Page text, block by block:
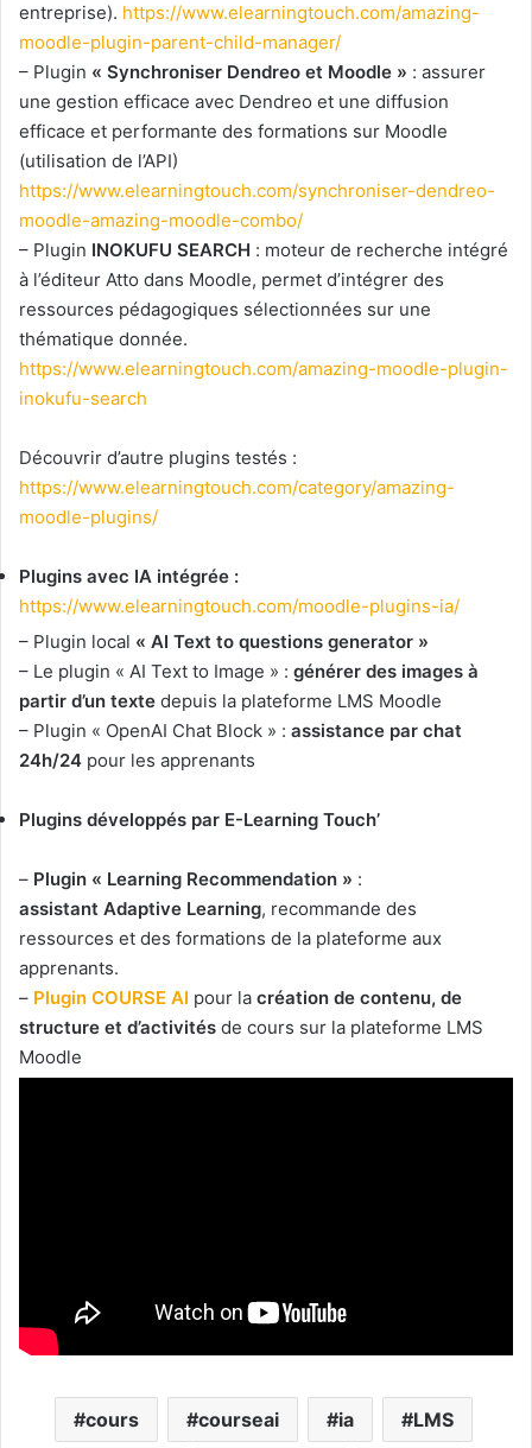
entreprise). https://www.elearningtouch.com/amazing-
moodle-plugin-parent-child-manager/
– Plugin « Synchroniser Dendreo et Moodle » : assurer
une gestion efficace avec Dendreo et une diffusion
efficace et performante des formations sur Moodle
(utilisation de l’API)
https://www.elearningtouch.com/synchroniser-dendreo-
moodle-amazing-moodle-combo/
– Plugin INOKUFU SEARCH : moteur de recherche intégré
à l’éditeur Atto dans Moodle, permet d’intégrer des
ressources pédagogiques sélectionnées sur une
thématique donnée.
https://www.elearningtouch.com/amazing-moodle-plugin-
inokufu-search
Découvrir d’autre plugins testés :
https://www.elearningtouch.com/category/amazing-
moodle-plugins/
Plugins avec IA intégrée :
https://www.elearningtouch.com/moodle-plugins-ia/
– Plugin local « AI Text to questions generator »
– Le plugin « AI Text to Image » : générer des images à
partir d’un texte depuis la plateforme LMS Moodle
– Plugin « OpenAI Chat Block » : assistance par chat
24h/24 pour les apprenants
Plugins développés par E-Learning Touch’
– Plugin « Learning Recommendation » :
assistant Adaptive Learning, recommande des
ressources et des formations de la plateforme aux
apprenants.
– Plugin COURSE AI pour la création de contenu, de
structure et d’activités de cours sur la plateforme LMS
Moodle
cours courseai ia LMS